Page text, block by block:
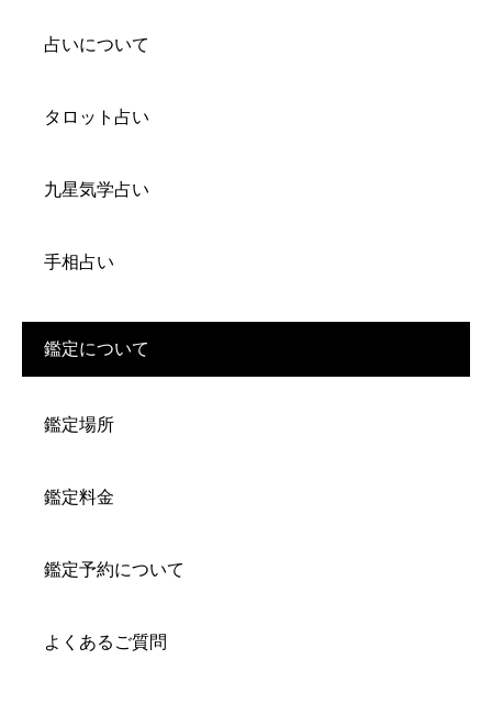
占いについて
タロット占い
九星気学占い
手相占い
鑑定について
鑑定場所
鑑定料金
鑑定予約について
よくあるご質問